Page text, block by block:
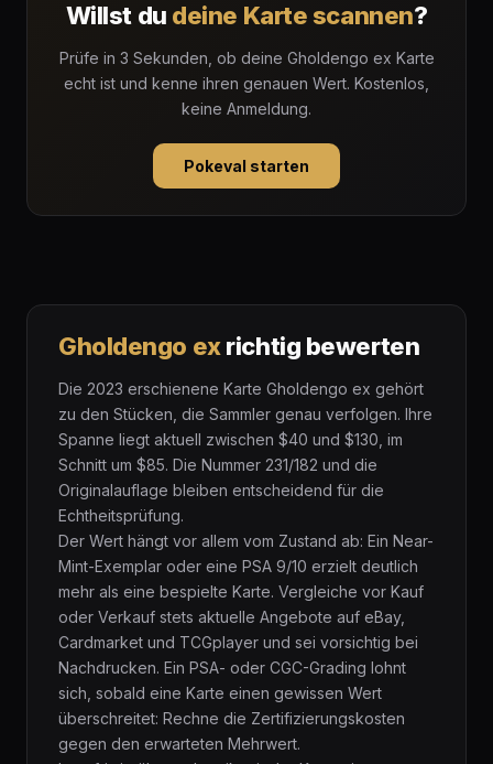
Willst du deine Karte scannen?
Prüfe in 3 Sekunden, ob deine Gholdengo ex Karte
echt ist und kenne ihren genauen Wert. Kostenlos,
keine Anmeldung.
Pokeval starten
Gholdengo exrichtig bewerten
Die 2023 erschienene Karte Gholdengo ex gehört
zu den Stücken, die Sammler genau verfolgen. Ihre
Spanne liegt aktuell zwischen $40 und $130, im
Schnitt um $85. Die Nummer 231/182 und die
Originalauflage bleiben entscheidend für die
Echtheitsprüfung.
Der Wert hängt vor allem vom Zustand ab: Ein Near-
Mint-Exemplar oder eine PSA 9/10 erzielt deutlich
mehr als eine bespielte Karte. Vergleiche vor Kauf
oder Verkauf stets aktuelle Angebote auf eBay,
Cardmarket und TCGplayer und sei vorsichtig bei
Nachdrucken. Ein PSA- oder CGC-Grading lohnt
sich, sobald eine Karte einen gewissen Wert
überschreitet: Rechne die Zertifizierungskosten
gegen den erwarteten Mehrwert.